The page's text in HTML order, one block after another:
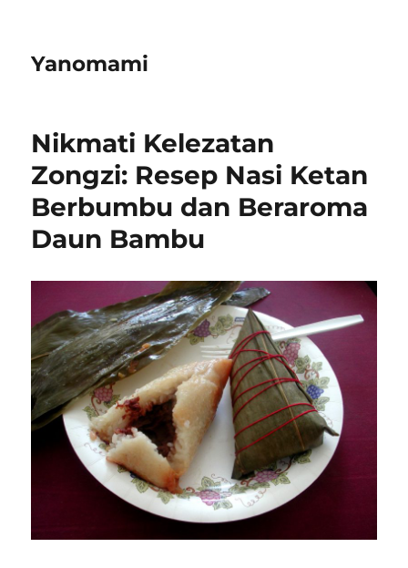
Yanomami
Nikmati Kelezatan
Zongzi: Resep Nasi Ketan
Berbumbu dan Beraroma
Daun Bambu